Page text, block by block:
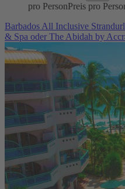
pro PersonPreis pro
Barbados All Inclusive
& Spa oder The Abidah by